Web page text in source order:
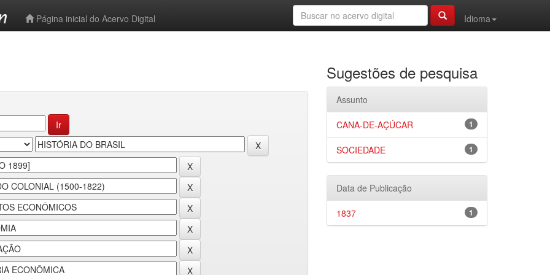
Página inicial do Acervo Digital
Idioma
Sugestões de pesquisa
Assunto
1
CANA-DE-AÇÚCAR
1
SOCIEDADE
Data de Publicação
1
1837